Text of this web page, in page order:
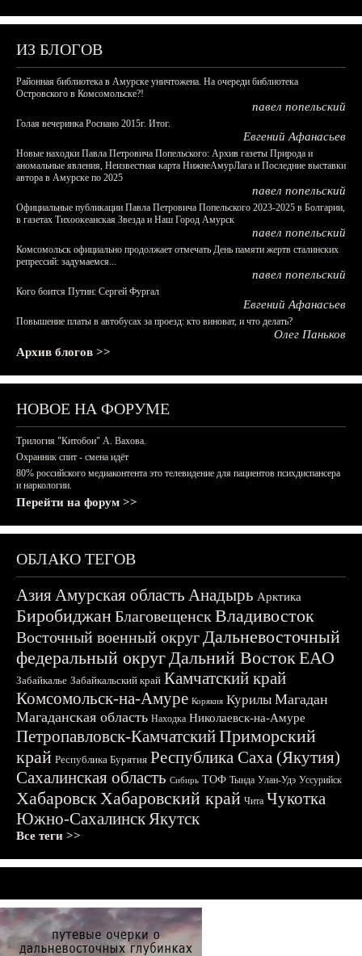
ИЗ БЛОГОВ
Районная библиотека в Амурске уничтожена. На очереди библиотека
Островского в Комсомольске?!
павел попельский
Голая вечеринка Роснано 2015г. Итог.
Евгений Афанасьев
Новые находки Павла Петровича Попельского: Архив газеты Природа и
аномальные явления, Неизвестная карта НижнеАмурЛага и Последние выставки
автора в Амурске по 2025
павел попельский
Официальные публикации Павла Петровича Попельского 2023-2025 в Болгарии,
в газетах Тихоокеанская Звезда и Наш Город Амурск
павел попельский
Комсомольск официально продолжает отмечать День памяти жертв сталинских
репрессий: задумаемся...
павел попельский
Кого боится Путин: Сергей Фургал
Евгений Афанасьев
Повышение платы в автобусах за проезд: кто виноват, и что делать?
Олег Паньков
Архив блогов >>
НОВОЕ НА ФОРУМЕ
Трилогия "Китобои" А. Вахова.
Охранник спит - смена идёт
80% российского медиаконтента это телевидение для пациентов психдиспансера
и наркологии.
Перейти на форум >>
ОБЛАКО ТЕГОВ
АзияАмурская область Анадырь Арктика
БиробиджанБлаговещенскВладивосток
Восточный военный округДальневосточный
федеральный округДальний ВостокЕАО
Забайкалье Забайкальский край Камчатский край
Комсомольск-на-Амуре Корякия Курилы Магадан
Магаданская область Находка Николаевск-на-Амуре
Петропавловск-КамчатскийПриморский
край Республика Бурятия Республика Саха (Якутия)
Сахалинская область Сибирь ТОФ Тында Улан-Удэ Уссурийск
ХабаровскХабаровский край Чита Чукотка
Южно-СахалинскЯкутск
Все теги >>